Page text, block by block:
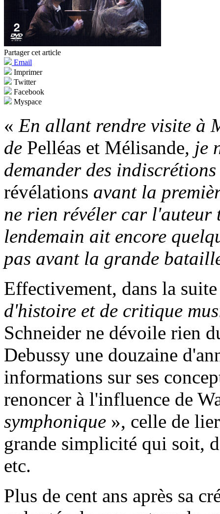
Partager cet article
Email
Imprimer
Twitter
Facebook
Myspace
« En allant rendre visite à
de Pelléas et Mélisande, je
demander des
révélations avant la
ne rien révéler car l'auteur
lendemain ait encore
pas avant la grande
Effectivement, dans la
d'histoire et de critique
Schneider ne dévoile rien
Debussy une douzaine
informations sur ses
renoncer à l'influence de
symphonique », celle de
grande simplicité qui soit,
etc.
Plus de cent ans après sa